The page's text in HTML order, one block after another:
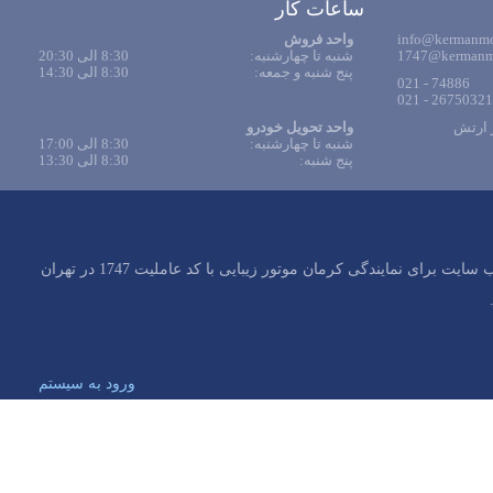
74886 - 021
26750321 - 021
ارتش
ساعات کار
واحد فروش
شنبه تا چهارشنبه:
8:30 الی 20:30
پنج شنبه و جمعه:
8:30 الی 14:30
واحد تحویل خودرو
شنبه تا چهارشنبه:
8:30 الی 17:00
پنج شنبه:
8:30 الی 13:30
کلیه حقوق این وب سایت برای نمایندگی کرمان موتور زیبایی با کد عاملیت 1747 در تهران
ورود به سیستم